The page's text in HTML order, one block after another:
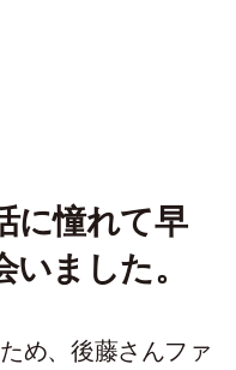
に憧れて早
ました。
め、後藤さんファ